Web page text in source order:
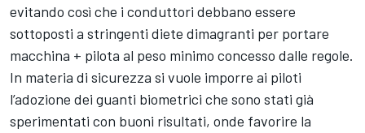
evitando così che i conduttori debbano essere
sottoposti a stringenti diete dimagranti per portare
macchina + pilota al peso minimo concesso dalle regole.
In materia di sicurezza si vuole imporre ai piloti
l’adozione dei guanti biometrici che sono stati già
sperimentati con buoni risultati, onde favorire la